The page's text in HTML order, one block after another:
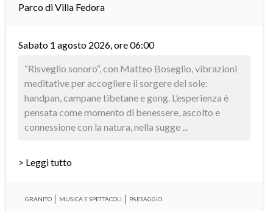
Parco di Villa Fedora
Sabato 1 agosto 2026, ore 06:00
“Risveglio sonoro“, con Matteo Boseglio, vibrazioni
meditative per accogliere il sorgere del sole:
handpan, campane tibetane e gong. L’esperienza è
pensata come momento di benessere, ascolto e
connessione con la natura, nella sugge ...
> Leggi tutto
GRANITO MUSICA E SPETTACOLI PAESAGGIO